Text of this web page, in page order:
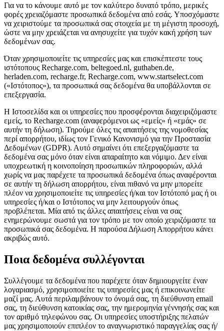
Για να το κάνουμε αυτό με τον καλύτερο δυνατό τρόπο, μερικές
φορές χρειαζόμαστε προσωπικά δεδομένα από εσάς. Υποσχόμαστε
να χειριστούμε τα προσωπικά σας στοιχεία με τη μέγιστη προσοχή,
ώστε να μην χρειάζεται να ανησυχείτε για τυχόν κακή χρήση των
δεδομένων σας.
Όταν χρησιμοποιείτε τις υπηρεσίες μας και επισκέπτεστε τους
ιστότοπους Recharge.com, beltegoed.nl, guthaben.de,
herladen.com, recharge.fr, Recharge.com, www.startselect.com
(«Ιστότοπος»), τα προσωπικά σας δεδομένα θα υποβάλλονται σε
επεξεργασία.
Η Ιστοσελίδα και οι υπηρεσίες που προσφέρονται διαχειριζόμαστε
εμείς, το Recharge.com (αναφερόμενοι ως «εμείς» ή «εμάς» σε
αυτήν τη δήλωση). Τηρούμε όλες τις απαιτήσεις της νομοθεσίας
περί απορρήτου, ιδίως τον Γενικό Κανονισμό για την Προστασία
Δεδομένων (GDPR). Αυτό σημαίνει ότι επεξεργαζόμαστε τα
δεδομένα σας μόνο όταν είναι απαραίτητο και νόμιμο. Δεν είναι
υποχρεωτική η κοινοποίηση προσωπικών πληροφοριών, αλλά
χωρίς να μας παρέχετε τα προσωπικά δεδομένα όπως αναφέρονται
σε αυτήν τη δήλωση απορρήτου, είναι πιθανό να μην μπορείτε
πλέον να χρησιμοποιείτε τις υπηρεσίες ή/και τον Ιστότοπό μας ή οι
υπηρεσίες ή/και ο Ιστότοπος να μην λειτουργούν όπως
προβλέπεται. Μία από τις άλλες απαιτήσεις είναι να σας
ενημερώνουμε σωστά για τον τρόπο με τον οποίο χειριζόμαστε τα
προσωπικά σας δεδομένα. Η παρούσα Δήλωση Απορρήτου κάνει
ακριβώς αυτό.
Ποια δεδομένα συλλέγονται
Συλλέγουμε τα δεδομένα που παρέχετε όταν δημιουργείτε έναν
λογαριασμό, χρησιμοποιείτε τις υπηρεσίες μας ή επικοινωνείτε
μαζί μας. Αυτά περιλαμβάνουν το όνομά σας, τη διεύθυνση email
σας, τη διεύθυνση κατοικίας σας, την ημερομηνία γέννησής σας και
τον αριθμό τηλεφώνου σας. Οι υπηρεσίες υποστήριξης πελατών
μας χρησιμοποιούν επιπλέον το αναγνωριστικό παραγγελίας σας ή/